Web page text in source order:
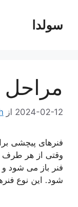
محتواسولدا
مراحل
2024-02-12 از
فنرهای پیچشی
وقتی از هر طرف
فنر باز می شود و
شود. این نوع